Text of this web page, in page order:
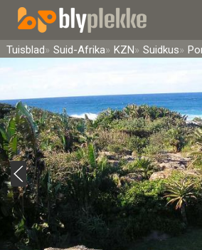
Tuisblad Suid-Afrika KZN Suidkus